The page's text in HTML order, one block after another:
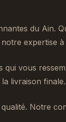
du Ain.
expertise
vous
livraison finale.
Notre